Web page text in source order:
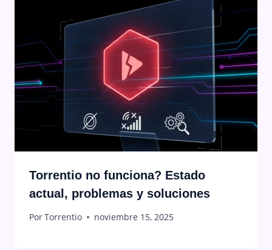
Torrentio no funciona? Estado
actual, problemas y soluciones
PorTorrentio noviembre 15, 2025